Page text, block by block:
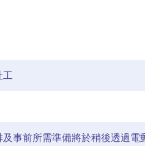
工
事前所需準備將於稍後透過電